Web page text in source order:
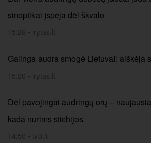
sinoptikai įspėja dėl škvalo
15:26 • lrytas.lt
Galinga audra smogė Lietuvai: aiškėja
15:26 • lrytas.lt
Dėl pavojingai audringų orų –
kada nurims stichijos
14:50 • tv3.lt